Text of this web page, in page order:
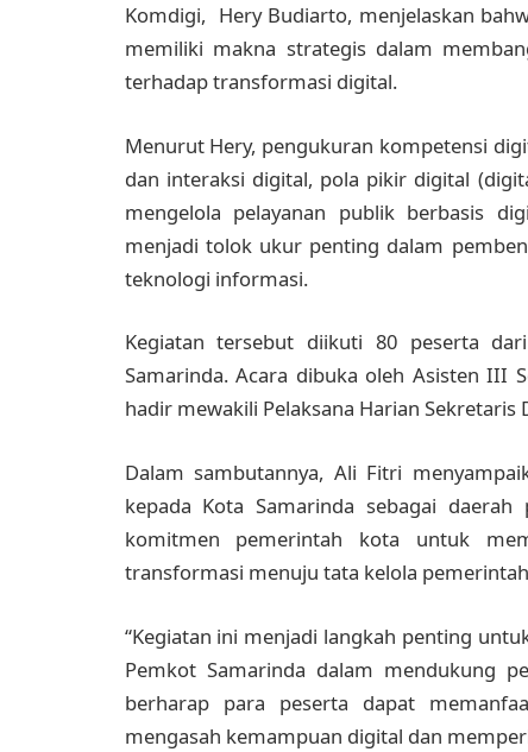
Komdigi, Hery Budiarto, menjelaskan
memiliki makna strategis dalam
terhadap transformasi digital.
Menurut Hery, pengukuran kompetensi
dan interaksi digital, pola pikir digital
mengelola pelayanan publik berbasis
menjadi tolok ukur penting dalam
teknologi informasi.
Kegiatan tersebut diikuti 80 peserta
Samarinda. Acara dibuka oleh Asisten III
hadir mewakili Pelaksana Harian Sekretaris
Dalam sambutannya, Ali Fitri
kepada Kota Samarinda sebagai
komitmen pemerintah kota untuk
transformasi menuju tata kelola
“Kegiatan ini menjadi langkah penting
Pemkot Samarinda dalam mendukung
berharap para peserta dapat
mengasah kemampuan digital dan